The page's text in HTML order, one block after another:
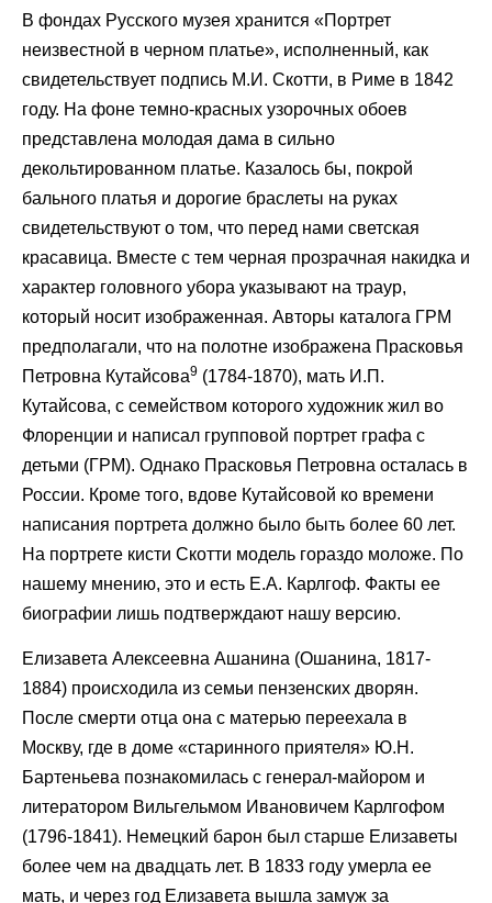
В фондах Русского музея хранится «Портрет
неизвестной в черном платье», исполненный, как
свидетельствует подпись М.И. Скотти, в Риме в 1842
году. На фоне темно-красных узорочных обоев
представлена молодая дама в сильно
декольтированном платье. Казалось бы, покрой
бального платья и дорогие браслеты на руках
свидетельствуют о том, что перед нами светская
красавица. Вместе с тем черная прозрачная накидка и
характер головного убора указывают на траур,
который носит изображенная. Авторы каталога ГРМ
предполагали, что на полотне изображена Прасковья
Петровна Кутайсова9 (1784-1870), мать И.П.
Кутайсова, с семейством которого художник жил во
Флоренции и написал групповой портрет графа с
детьми (ГРМ). Однако Прасковья Петровна осталась в
России. Кроме того, вдове Кутайсовой ко времени
написания портрета должно было быть более 60 лет.
На портрете кисти Скотти модель гораздо моложе. По
нашему мнению, это и есть Е.А. Карлгоф. Факты ее
биографии лишь подтверждают нашу версию.
Елизавета Алексеевна Ашанина (Ошанина, 1817-
1884) происходила из семьи пензенских дворян.
После смерти отца она с матерью переехала в
Москву, где в доме «старинного приятеля» Ю.Н.
Бартеньева познакомилась с генерал-майором и
литератором Вильгельмом Ивановичем Карлгофом
(1796-1841). Немецкий барон был старше Елизаветы
более чем на двадцать лет. В 1833 году умерла ее
мать, и через год Елизавета вышла замуж за